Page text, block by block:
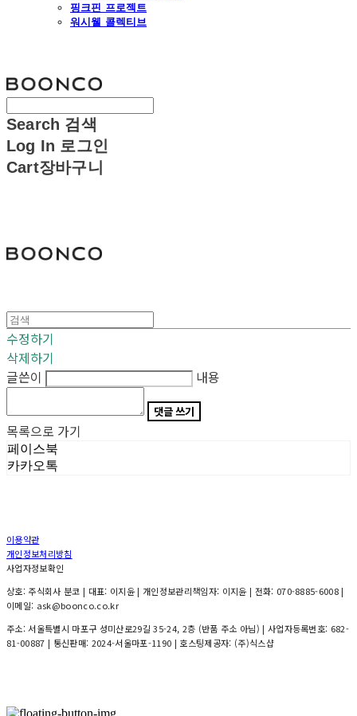
핑크핀 프로젝트
워시웰 콜렉티브
Search 검색
Log In 로그인
Cart장바구니
수정하기
삭제하기
글쓴이
내용
댓글 쓰기
목록으로 가기
페이스북
카카오톡
이용약관
개인정보처리방침
사업자정보확인
상호: 주식회사 분코 | 대표: 이지윤 | 개인정보관리책임자: 이지윤 | 전화: 070-8885-6008 |
이메일: ask@boonco.co.kr
주소: 서울특별시 마포구 성미산로29길 35-24, 2층 (반품 주소 아님) | 사업자등록번호: 682-
81-00887 | 통신판매: 2024-서울마포-1190 | 호스팅제공자: (주)식스샵